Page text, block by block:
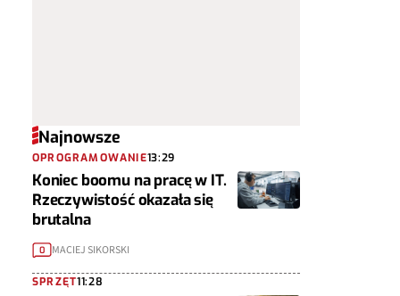
Najnowsze
OPROGRAMOWANIE13:29
Koniec boomu na pracę w IT.
Rzeczywistość okazała się
brutalna
0 MACIEJ SIKORSKI
SPRZĘT11:28